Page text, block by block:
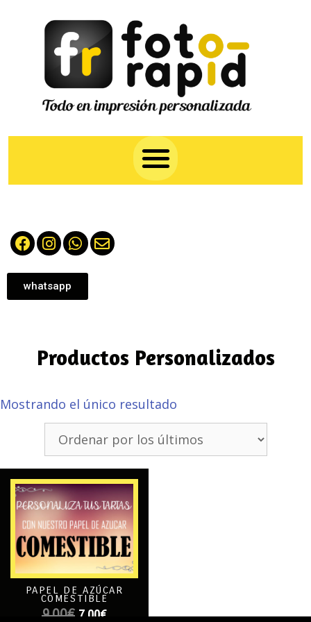
whatsapp
Productos Personalizados
Mostrando el único resultado
PAPEL DE AZÚCAR
COMESTIBLE
9,00€ 7,00€